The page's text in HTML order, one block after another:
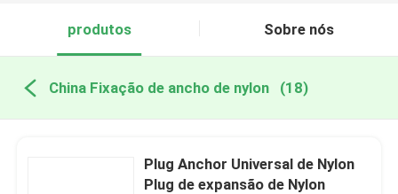
produtos Sobre nós
China Fixação de ancho de nylon (18)
Plug Anchor Universal de Nylon
Plug de expansão de Nylon